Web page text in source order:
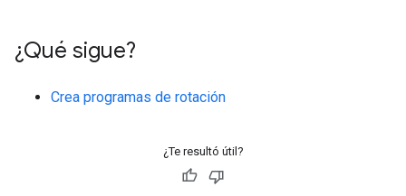
¿Qué sigue?
Crea programas de rotación
¿Te resultó útil?